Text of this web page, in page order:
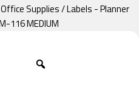
Supplies/Labels - Planner
116 MEDIUM